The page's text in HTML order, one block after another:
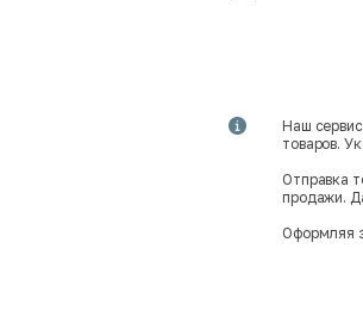
Наш
товаров.
Отправка
продажи.
Оформляя